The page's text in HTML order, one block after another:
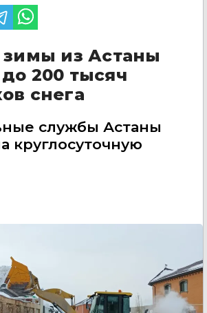
зимы из Астаны
200 тысяч
снега
службы Астаны
круглосуточную